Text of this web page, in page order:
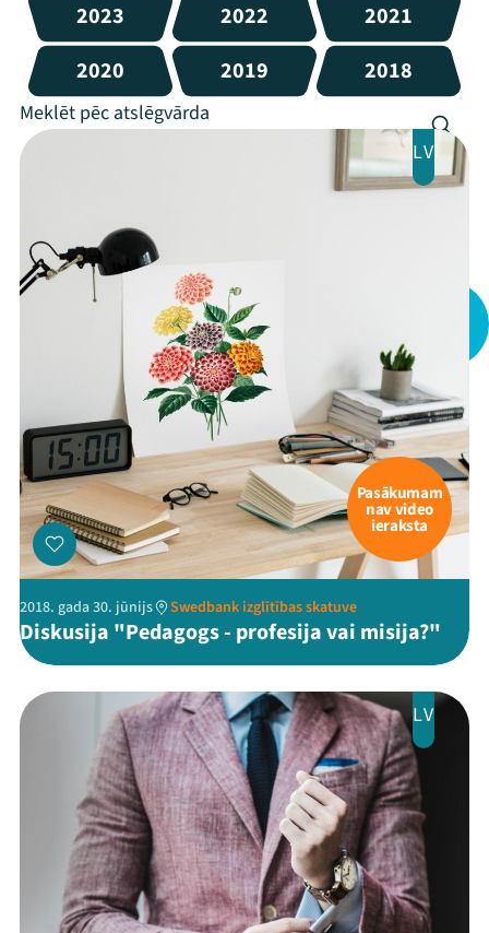
2023
2022
2021
2020
2019 2018
LV
Pasākumam
nav video
ieraksta
2018. gada 30. jūnijs Swedbank izglītības skatuve
Diskusija "Pedagogs - profesija vai misija?"
LV